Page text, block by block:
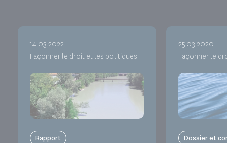
14.03.2022
Façonner le droit et les politiques
Rapport
25.03.2020
Façonner le
Dossier et